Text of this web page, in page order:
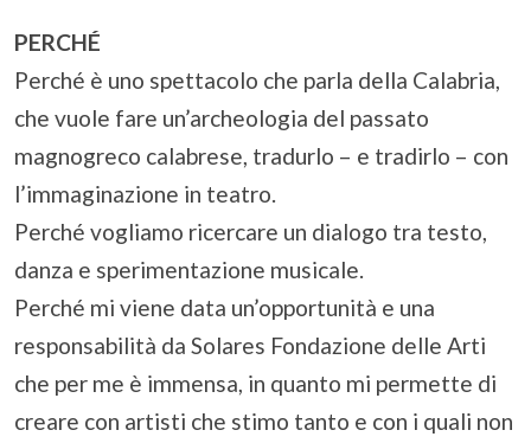
PERCHÉ
Perché è uno spettacolo che parla della Calabria,
che vuole fare un’archeologia del passato
magnogreco calabrese, tradurlo – e tradirlo – con
l’immaginazione in teatro.
Perché vogliamo ricercare un dialogo tra testo,
danza e sperimentazione musicale.
Perché mi viene data un’opportunità e una
responsabilità da Solares Fondazione delle Arti
che per me è immensa, in quanto mi permette di
creare con artisti che stimo tanto e con i quali non